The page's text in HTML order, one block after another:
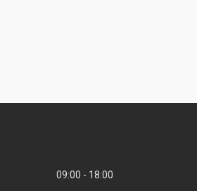
09:00
18:00